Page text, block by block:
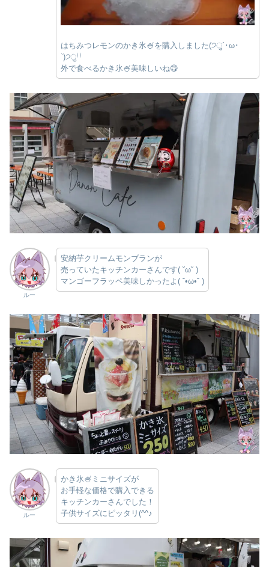
はちみつレモンのかき氷🍧を購入しました(੭ु´･ω･
`)੭ु⁾⁾
外で食べるかき氷🍧美味しいね😋
ルー
安納芋クリームモンブランが
売っていたキッチンカーさんです( ˘ω˘ )
マンゴーフラッペ美味しかったよ( ˘•ω•˘ )
ルー
かき氷🍧ミニサイズが
お手軽な価格で購入できる
キッチンカーさんでした！
子供サイズにピッタリ(^^♪